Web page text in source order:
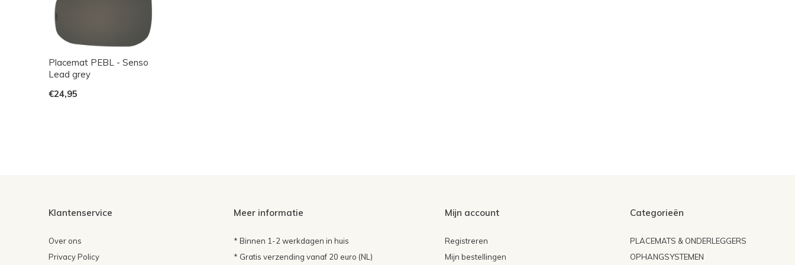
Placemat PEBL - Senso
Lead grey
€24,95
Klantenservice
Over ons
Privacy Policy
Meer informatie
* Binnen 1-2 werkdagen in huis
* Gratis verzending vanaf 20 euro (NL)
Mijn account
Registreren
Mijn bestellingen
Categorieën
PLACEMATS & ONDERLEGGERS
OPHANGSYSTEMEN